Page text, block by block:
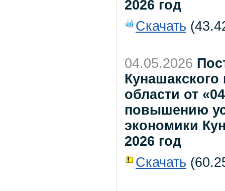
2026 год
Скачать
04.05.2026
области от
повышению
экономики
2026 год
Скачать